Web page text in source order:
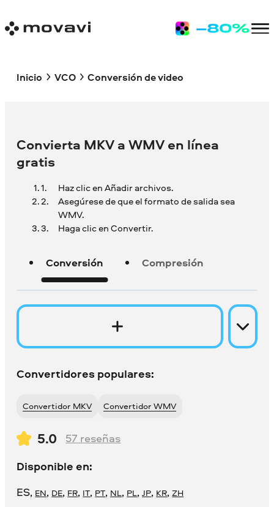
Inicio VCO Conversión de video
Convierta MKV a WMV en línea
gratis
Haz clic en Añadir archivos.
Asegúrese de que el formato de salida sea
WMV.
Haga clic en Convertir.
Conversión Compresión
Convertidores populares:
Convertidor MKV Convertidor WMV
5.0 57 reseñas
Disponible en:
ES, EN, DE, FR, IT, PT, NL, PL,JP, KR,ZH